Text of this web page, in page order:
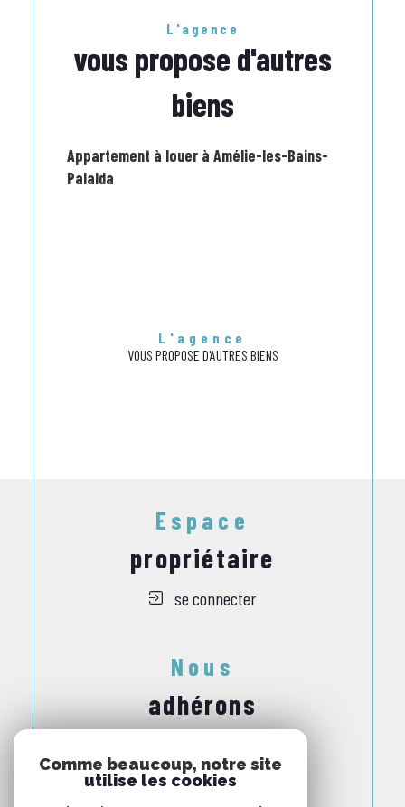
L'agence
vous propose d'autres
biens
Appartement à louer à Amélie-les-Bains-
Palalda
L'agence
VOUS PROPOSE D'AUTRES BIENS
Espace
propriétaire
se connecter
Nous
adhérons
Comme beaucoup, notre site
utilise les cookies